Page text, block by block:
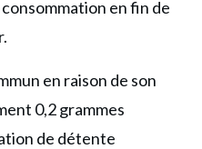
en fin de
en raison de son
0,2 grammes
de détente